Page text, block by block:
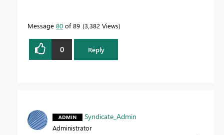
Message 80 of 89 3,382 Views
0 Reply
Syndicate_Admin
Administrator